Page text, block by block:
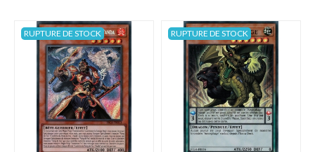
RUPTURE DE STOCK RUPTURE DE STOCK